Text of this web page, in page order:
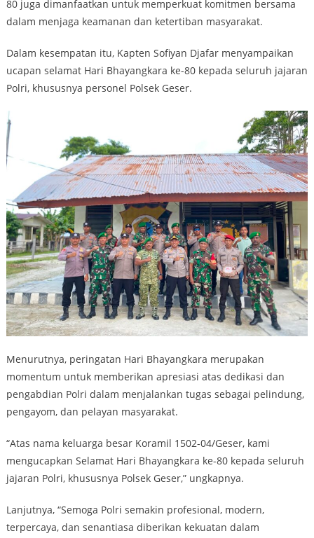
80 juga dimanfaatkan untuk memperkuat komitmen bersama
dalam menjaga keamanan dan ketertiban masyarakat.
Dalam kesempatan itu, Kapten Sofiyan Djafar menyampaikan
ucapan selamat Hari Bhayangkara ke-80 kepada seluruh jajaran
Polri, khususnya personel Polsek Geser.
Menurutnya, peringatan Hari Bhayangkara merupakan
momentum untuk memberikan apresiasi atas dedikasi dan
pengabdian Polri dalam menjalankan tugas sebagai pelindung,
pengayom, dan pelayan masyarakat.
“Atas nama keluarga besar Koramil 1502-04/Geser, kami
mengucapkan Selamat Hari Bhayangkara ke-80 kepada seluruh
jajaran Polri, khususnya Polsek Geser,” ungkapnya.
Lanjutnya, “Semoga Polri semakin profesional, modern,
terpercaya, dan senantiasa diberikan kekuatan dalam